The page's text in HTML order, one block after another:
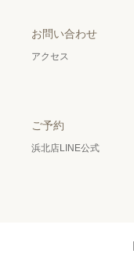
お問い合わせ
アクセス
ご予約
浜北店LINE公式